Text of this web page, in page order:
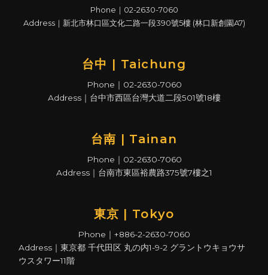
Phone｜02-2630-7060
Address｜新北市林口區文化二路一段390號5樓 (林口新創園A7)
台中 | Taichung
Phone｜02-2630-7060
Address｜台中市西區台灣大道二段501號18樓
台南 | Tainan
Phone｜02-2630-7060
Address｜台南市東區裕農路375號7樓之1
東京 | Tokyo
Phone｜+886-2-2630-7060
Address｜東京都 千代田区 丸の内1-9-2 グラントウキョウサ
ウスタワー11階